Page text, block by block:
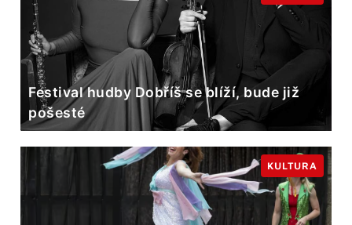
Festival hudby Dobříš se blíží, bude již
pošesté
KULTURA